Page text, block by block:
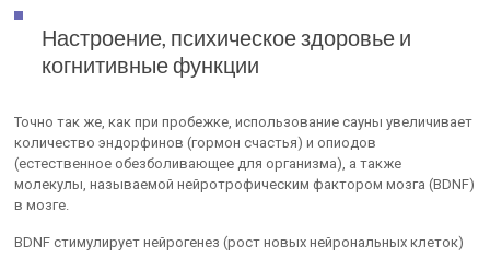
Настроение, психическое здоровье и
когнитивные функции
Точно так же, как при пробежке, использование сауны увеличивает
количество эндорфинов (гормон счастья) и опиодов
(естественное обезболивающее для организма), а также
молекулы, называемой нейротрофическим фактором мозга (BDNF)
в мозге.
BDNF стимулирует нейрогенез (рост новых нейрональных клеток)